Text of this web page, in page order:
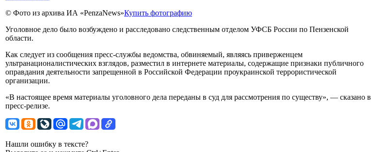
© Фото из архива ИА «PenzaNews»Купить фотографию
Уголовное дело было возбуждено и расследовано следственным отделом УФСБ России по Пензенской
области.
Как следует из сообщения пресс-службы ведомства, обвиняемый, являясь приверженцем
ультранационалистических взглядов, разместил в интернете материалы, содержащие признаки публичного
оправдания деятельности запрещенной в Российской Федерации проукраинской террористической
организации.
«В настоящее время материалы уголовного дела переданы в суд для рассмотрения по существу», — сказано в
пресс-релизе.
Нашли ошибку в тексте?